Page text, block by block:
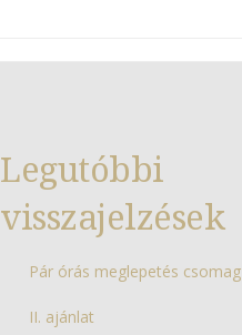
Legutóbbi
visszajelzések
Pár órás meglepetés csomag
II. ajánlat